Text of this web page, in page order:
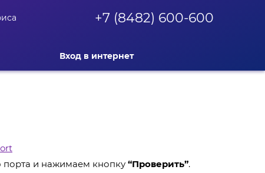
+7 (8482) 600-600
Вход в интернет
и нажимаем кнопку “Проверить”.